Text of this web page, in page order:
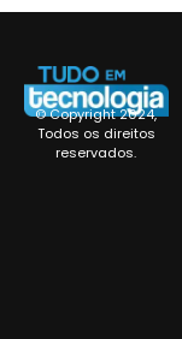
© Copyright 2024,
Todos os direitos
reservados.